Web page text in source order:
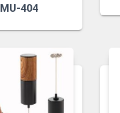
MU-404